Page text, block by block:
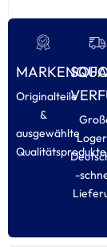
Originalteile
&
ausgewählte
Qualitätsprodukte
-